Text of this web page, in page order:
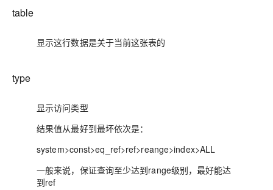
table
显示这行数据是关于当前这张表的
type
显示访问类型
结果值从最好到最坏依次是：
system>const>eq_ref>ref>reange>index>ALL
一般来说，保证查询至少达到range级别，最好能达
到ref